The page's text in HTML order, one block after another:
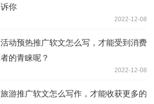
诉你
2022-12-08
活动预热推广软文怎么写，才能受到消费
者的青睐呢？
2022-12-08
旅游推广软文怎么写作，才能收获更多的